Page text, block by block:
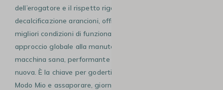
dell’erogatore e il rispetto rigoroso delle allerte di
decalcificazione arancioni, offrirai alla tua Lavazza Tiny le
migliori condizioni di funzionamento possibili. Questo
approccio globale alla manutenzione ti garantisce una
macchina sana, performante ed esteticamente come
nuova. È la chiave per goderti a lungo la tecnologia A
Modo Mio e assaporare, giorno dopo giorno, un autentico